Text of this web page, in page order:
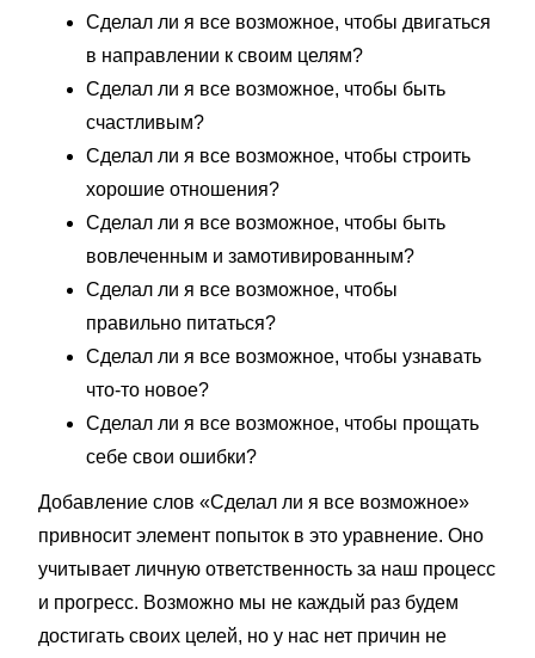
Сделал ли я все возможное, чтобы двигаться
в направлении к своим целям?
Сделал ли я все возможное, чтобы быть
счастливым?
Сделал ли я все возможное, чтобы строить
хорошие отношения?
Сделал ли я все возможное, чтобы быть
вовлеченным и замотивированным?
Сделал ли я все возможное, чтобы
правильно питаться?
Сделал ли я все возможное, чтобы узнавать
что-то новое?
Сделал ли я все возможное, чтобы прощать
себе свои ошибки?
Добавление слов «Сделал ли я все возможное»
привносит элемент попыток в это уравнение. Оно
учитывает личную ответственность за наш процесс
и прогресс. Возможно мы не каждый раз будем
достигать своих целей, но у нас нет причин не